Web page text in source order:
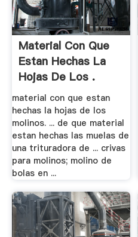
Material Con Que
Estan Hechas La
Hojas De Los .
material con que estan
hechas la hojas de los
molinos. ... de que material
estan hechas las muelas de
una trituradora de ... crivas
para molinos; molino de
bolas en ...